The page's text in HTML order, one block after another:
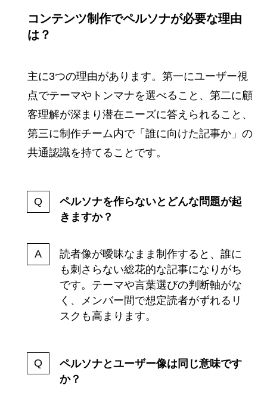
コンテンツ制作でペルソナが必要な理由
は？
主に3つの理由があります。第一にユーザー視
点でテーマやトンマナを選べること、第二に顧
客理解が深まり潜在ニーズに答えられること、
第三に制作チーム内で「誰に向けた記事か」の
共通認識を持てることです。
ペルソナを作らないとどんな問題が起
きますか？
読者像が曖昧なまま制作すると、誰に
も刺さらない総花的な記事になりがち
です。テーマや言葉選びの判断軸がな
く、メンバー間で想定読者がずれるリ
スクも高まります。
ペルソナとユーザー像は同じ意味です
か？